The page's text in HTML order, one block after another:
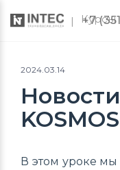
Курсы
+7
2024.03.14
KOSMOS
В этом уроке мы